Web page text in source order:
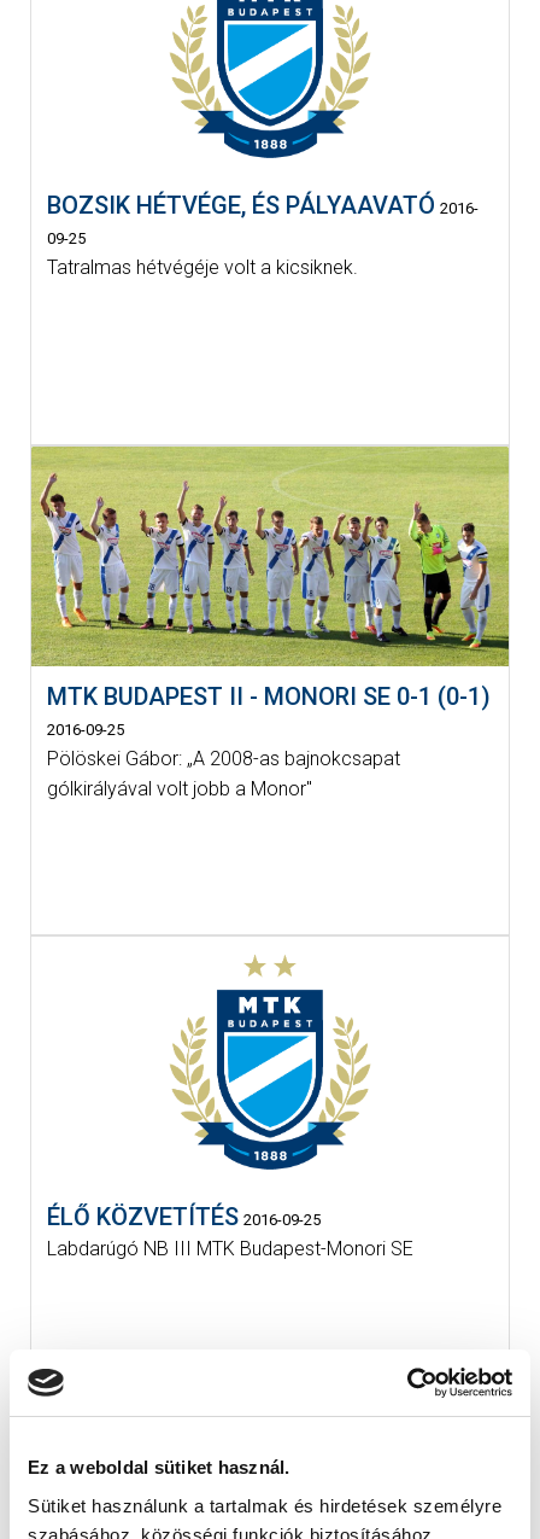
Ez a weboldal sütiket használ.
Sütiket használunk a tartalmak és hirdetések személyre
szabásához, közösségi funkciók biztosításához,
BOZSIK HÉTVÉGE, ÉS PÁLYAAVATÓ 2016-
09-25
Tatralmas hétvégéje volt a kicsiknek.
MTK BUDAPEST II - MONORI SE 0-1 (0-1)
2016-09-25
Pölöskei Gábor: „A 2008-as bajnokcsapat
gólkirályával volt jobb a Monor"
ÉLŐ KÖZVETÍTÉS 2016-09-25
Labdarúgó NB III MTK Budapest-Monori SE